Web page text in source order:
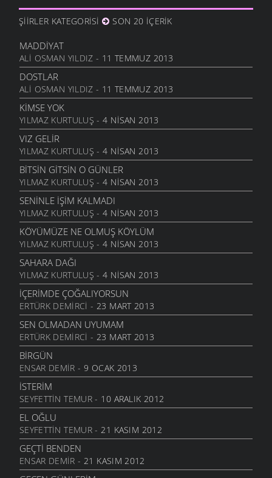
ŞIIRLER KATEGORISI SON 20 İÇERIK
MADDIYAT
ALI OSMAN YILDIZ - 11 TEMMUZ 2013
DOSTLAR
ALI OSMAN YILDIZ - 11 TEMMUZ 2013
KIMSE YOK
YILMAZ KURTULUŞ - 4 NISAN 2013
VIZ GELIR
YILMAZ KURTULUŞ - 4 NISAN 2013
BITSIN GITSIN O GÜNLER
YILMAZ KURTULUŞ - 4 NISAN 2013
SENINLE İŞIM KALMADI
YILMAZ KURTULUŞ - 4 NISAN 2013
KÖYÜMÜZE NE OLMUŞ KÖYLÜM
YILMAZ KURTULUŞ - 4 NISAN 2013
SAHARA DAĞI
YILMAZ KURTULUŞ - 4 NISAN 2013
İÇERIMDE ÇOĞALIYORSUN
ERTÜRK DEMIRCI - 23 MART 2013
SEN OLMADAN UYUMAM
ERTÜRK DEMIRCI - 23 MART 2013
BIRGÜN
ENSAR DEMIR - 9 OCAK 2013
İSTERIM
SEYFETTIN TEMUR- 10 ARALIK 2012
EL OĞLU
SEYFETTIN TEMUR- 21 KASIM 2012
GEÇTI BENDEN
ENSAR DEMIR - 21 KASIM 2012